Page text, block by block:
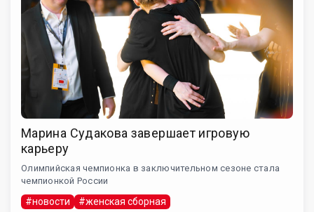
Марина Судакова завершает игровую
карьеру
Олимпийская чемпионка в заключительном сезоне стала
чемпионкой России
#новости #женская сборная